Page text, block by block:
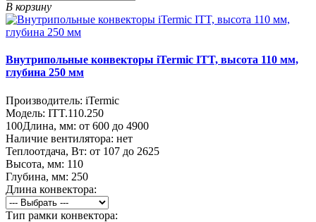
В корзину
Внутрипольные конвекторы iTermic ITT, высота 110 мм,
глубина 250 мм
Производитель: iTermic
Модель: ITT.110.250
100Длина, мм: от 600 до 4900
Наличие вентилятора: нет
Теплоотдача, Вт: от 107 до 2625
Высота, мм: 110
Глубина, мм: 250
Длина конвектора:
Тип рамки конвектора: